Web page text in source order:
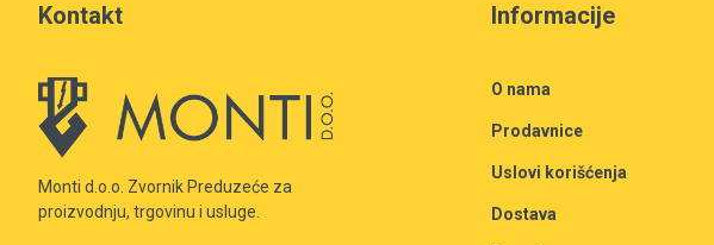
Kontakt
Monti d.o.o. Zvornik Preduzeće za
proizvodnju, trgovinu i usluge.
Informacije
O nama
Prodavnice
Uslovi korišćenja
Dostava